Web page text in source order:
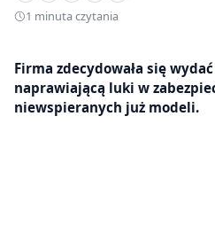
1 minuta czytania
Firma zdecydowała się
naprawiającą luki w
niewspieranych już modeli.